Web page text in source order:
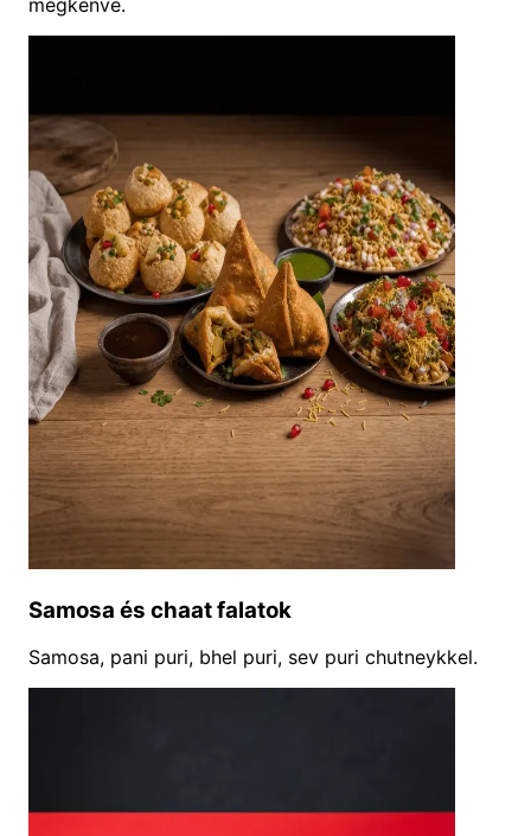
Samosa és chaat falatok
Samosa, pani puri, bhel puri, sev puri chutneykkel.